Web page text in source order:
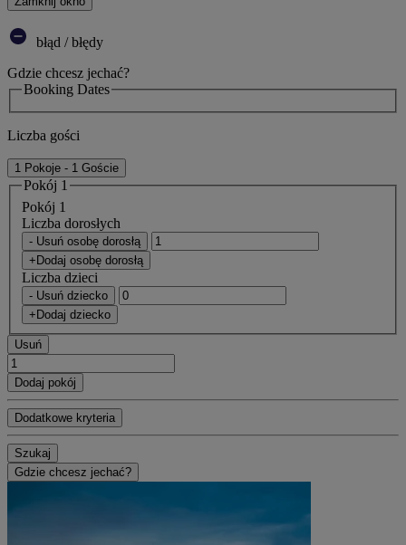
błąd / błędy
Gdzie chcesz jechać?
Booking Dates
Liczba gości
1 Pokoje - 1 Goście
Pokój 1
Pokój 1
Liczba dorosłych
- Usuń osobę dorosłą
+Dodaj osobę dorosłą
Liczba dzieci
- Usuń dziecko
+Dodaj dziecko
Usuń
Dodaj pokój
Dodatkowe kryteria
Szukaj
Gdzie chcesz jechać?